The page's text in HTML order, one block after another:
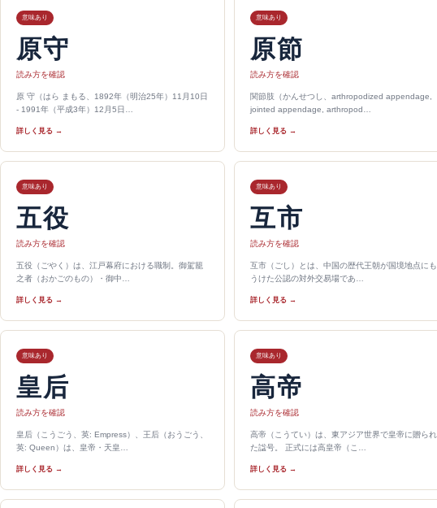
意味あり
原守
読み方を確認
原 守（はら まもる、1892年（明治25年）11月10日
- 1991年（平成3年）12月5日…
詳しく見る →
意味あり
原節
読み方を確認
関節肢（かんせつし、arthropodized appendage,
jointed appendage, arthropod…
詳しく見る →
意味あり
五役
読み方を確認
五役（ごやく）は、江戸幕府における職制。御駕籠
之者（おかごのもの）・御中…
詳しく見る →
意味あり
互市
読み方を確認
互市（ごし）とは、中国の歴代王朝が国境地点にも
うけた公認の対外交易場であ…
詳しく見る →
意味あり
皇后
読み方を確認
皇后（こうごう、英: Empress）、王后（おうごう、
英: Queen）は、皇帝・天皇…
詳しく見る →
意味あり
高帝
読み方を確認
高帝（こうてい）は、東アジア世界で皇帝に贈られ
た諡号。 正式には高皇帝（こ…
詳しく見る →